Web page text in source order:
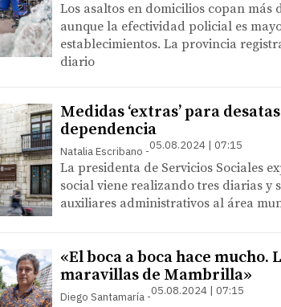
Los asaltos en domicilios copan más
aunque la efectividad policial es
establecimientos. La provincia
diario
Medidas ‘extras’ para
dependencia
Natalia Escribano 05.08.2024 | 07:15
La presidenta de Servicios Sociales
social viene realizando tres diarias y
auxiliares administrativos al área
«El boca a boca hace mucho.
maravillas de Mambrilla»
Diego Santamaría 05.08.2024 | 07:15